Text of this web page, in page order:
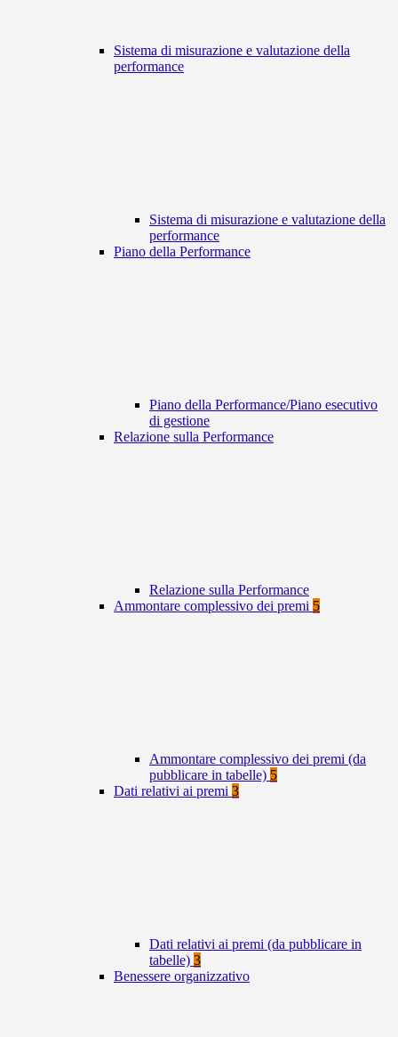
Sistema di misurazione e valutazione della
performance
Sistema di misurazione e valutazione della
performance
Piano della Performance
Piano della Performance/Piano esecutivo
di gestione
Relazione sulla Performance
Relazione sulla Performance
Ammontare complessivo dei premi 5
Ammontare complessivo dei premi (da
pubblicare in tabelle) 5
Dati relativi ai premi 3
Dati relativi ai premi (da pubblicare in
tabelle) 3
Benessere organizzativo